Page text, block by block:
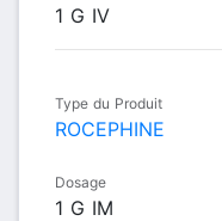
1 G IV
Type du Produit
ROCEPHINE
Dosage
1 G IM